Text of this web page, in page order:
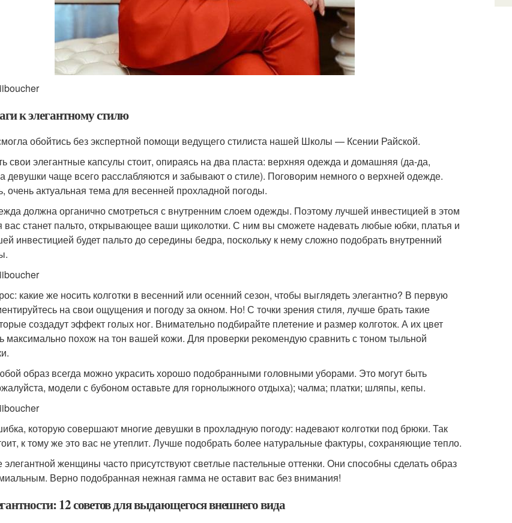
к элегантному стилю
обойтись без экспертной помощи ведущего стилиста нашей Школы — Ксении Райской.
свои элегантные капсулы стоит, опираясь на два пласта: верхняя одежда и домашняя (да-да,
девушки чаще всего расслабляются и забывают о стиле). Поговорим немного о верхней одежде.
очень актуальная тема для весенней прохладной погоды.
должна органично смотреться с внутренним слоем одежды. Поэтому лучшей инвестицией в этом
вас станет пальто, открывающее ваши щиколотки. С ним вы сможете надевать любые юбки, платья и
инвестицией будет пальто до середины бедра, поскольку к нему сложно подобрать внутренний
какие же носить колготки в весенний или осенний сезон, чтобы выглядеть элегантно? В первую
на свои ощущения и погоду за окном. Но! С точки зрения стиля, лучше брать такие
создадут эффект голых ног. Внимательно подбирайте плетение и размер колготок. А их цвет
максимально похож на тон вашей кожи. Для проверки рекомендую сравнить с тоном тыльной
образ всегда можно украсить хорошо подобранными головными уборами. Это могут быть
модели с бубоном оставьте для горнолыжного отдыха); чалма; платки; шляпы, кепы.
которую совершают многие девушки в прохладную погоду: надевают колготки под брюки. Так
к тому же это вас не утеплит. Лучше подобрать более натуральные фактуры, сохраняющие тепло.
элегантной женщины часто присутствуют светлые пастельные оттенки. Они способны сделать образ
Верно подобранная нежная гамма не оставит вас без внимания!
12 советов для выдающегося внешнего вида